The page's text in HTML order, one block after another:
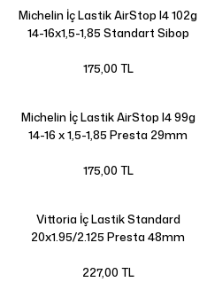
Michelin İç Lastik AirStop I4 102g
14-16x1,5-1,85 Standart Sibop
175,00 TL
Michelin İç Lastik AirStop I4 99g
14-16 x 1,5-1,85 Presta 29mm
175,00 TL
Vittoria İç Lastik Standard
20x1.95/2.125 Presta 48mm
227,00 TL